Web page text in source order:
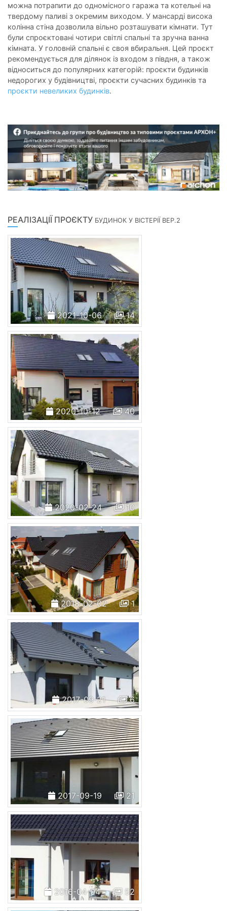
можна потрапити до одномісного гаража та котельні на
твердому паливі з окремим виходом. У мансарді висока
колінна стіна дозволила вільно розташувати кімнати. Тут
були спроєктовані чотири світлі спальні та зручна ванна
кімната. У головній спальні є своя вбиральня. Цей проєкт
рекомендується для ділянок із входом з півдня, а також
відноситься до популярних категорій: проєкти будинків
недорогих у будівництві, проєкти сучасних будинків та
проєкти невеликих будинків.
РЕАЛІЗАЦІЇ ПРОЄКТУ БУДИНОК У ВІСТЕРІЇ ВЕР.2
2021-10-06 14
2020-10-12 40
2020-02-24 10
2018-02-02 1
2017-09-21 6
2017-09-19 21
2016-04-04 52